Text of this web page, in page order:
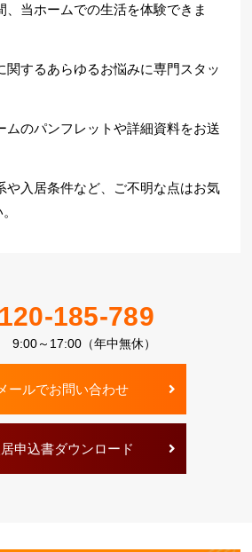
、当ホームでの生活を体験できま
関するあらゆるお悩みに専門スタッ
ムのパンフレットや詳細資料をお送
や入居条件など、ご不明な点はお気
185-789
9:00～17:00（年中無休）
メールでお問い合わせ
居申込書ダウンロード